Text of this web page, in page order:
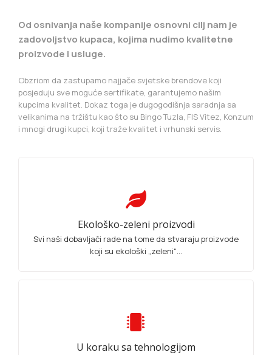
Od osnivanja naše kompanije osnovni cilj nam je
zadovoljstvo kupaca, kojima nudimo kvalitetne
proizvode i usluge.
Obzriom da zastupamo najjače svjetske brendove koji
posjeduju sve moguće sertifikate, garantujemo našim
kupcima kvalitet. Dokaz toga je dugogodišnja saradnja sa
velikanima na tržištu kao što su Bingo Tuzla, FIS Vitez, Konzum
i mnogi drugi kupci, koji traže kvalitet i vrhunski servis.
Ekološko-zeleni proizvodi
Svi naši dobavljači rade na tome da stvaraju proizvode
koji su ekološki „zeleni“...
U koraku sa tehnologijom